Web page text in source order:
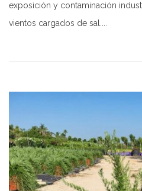
exposición y contaminación
vientos cargados de sal....